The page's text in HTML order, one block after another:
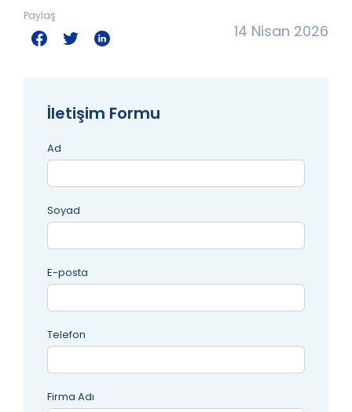
14 Nisan 2026
Paylaş
İletişim Formu
Ad
Soyad
E-posta
Telefon
Firma Adı